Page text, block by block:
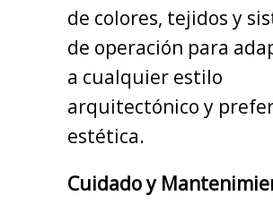
de colores, tejidos y
de operación para
a cualquier estilo
arquitectónico y
estética.
Cuidado y